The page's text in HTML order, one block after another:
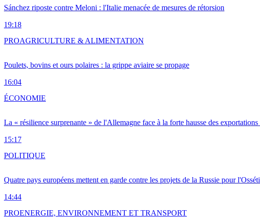
Sánchez riposte contre Meloni : l'Italie menacée de mesures de rétorsion
19:18
Poulets, bovins et ours polaires : la grippe aviaire se propage
16:04
PROAGRICULTURE & ALIMENTATION
La « résilience surprenante » de l'Allemagne face à la forte hausse des exportations
15:17
ÉCONOMIE
Quatre pays européens mettent en garde contre les projets de la Russie pour
14:44
POLITIQUE
PROENERGIE, ENVIRONNEMENT ET TRANSPORT